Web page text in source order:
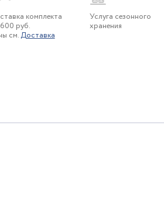
комплекта
руб.
см.Доставка
Услуга сезонного
хранения